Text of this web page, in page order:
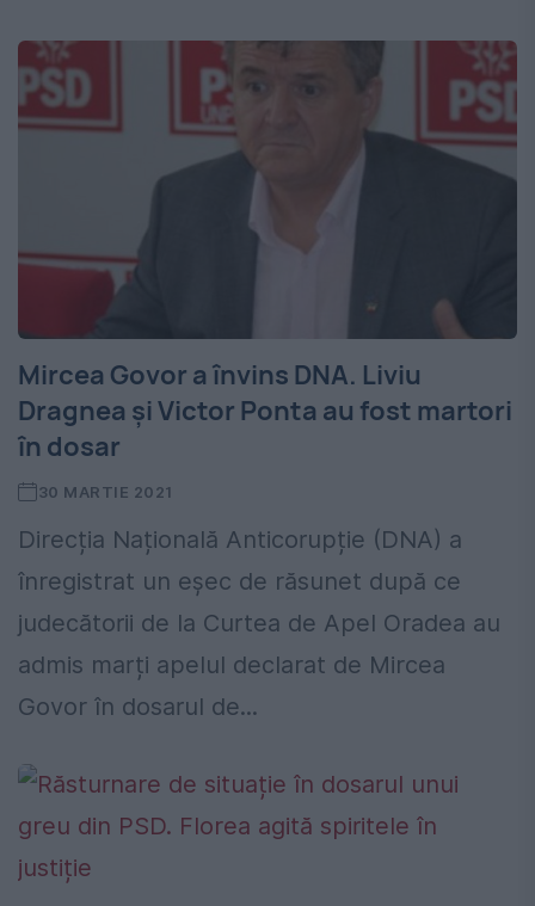
Mircea Govor a învins DNA. Liviu
Dragnea și Victor Ponta au fost martori
în dosar
30 MARTIE 2021
Direcția Națională Anticorupție (DNA) a
înregistrat un eșec de răsunet după ce
judecătorii de la Curtea de Apel Oradea au
admis marți apelul declarat de Mircea
Govor în dosarul de...